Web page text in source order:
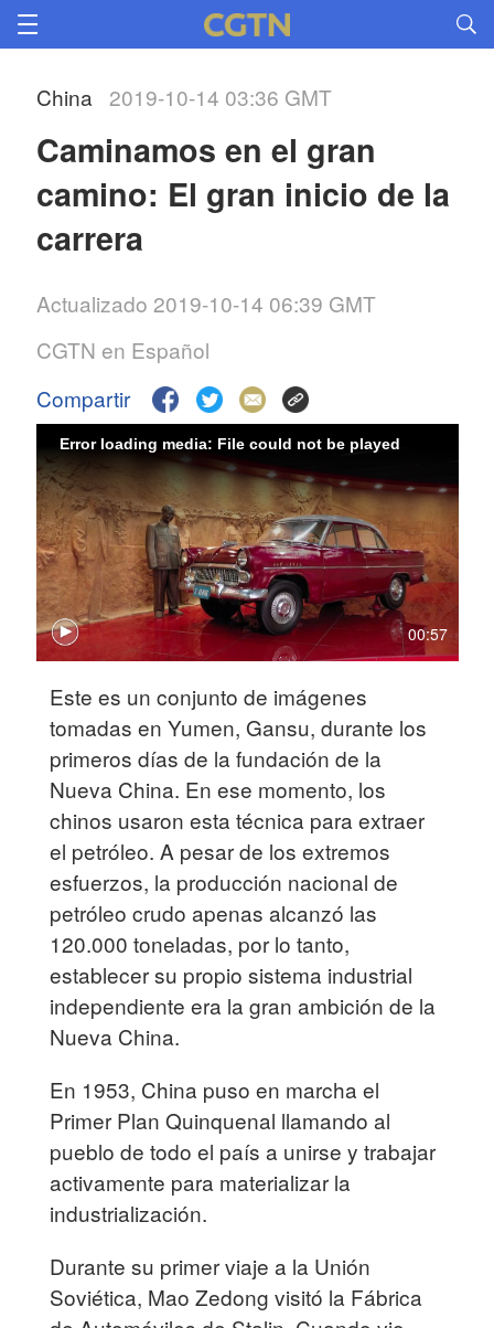
China 2019-10-14 03:36 GMT
Caminamos en el gran
camino: El gran inicio de la
carrera
Actualizado 2019-10-14 06:39 GMT
CGTN en Español
Compartir
Error loading media: File could not be played
00:57
Este es un conjunto de imágenes
tomadas en Yumen, Gansu, durante los
primeros días de la fundación de la
Nueva China. En ese momento, los
chinos usaron esta técnica para extraer
el petróleo. A pesar de los extremos
esfuerzos, la producción nacional de
petróleo crudo apenas alcanzó las
120.000 toneladas, por lo tanto,
establecer su propio sistema industrial
independiente era la gran ambición de la
Nueva China.
En 1953, China puso en marcha el
Primer Plan Quinquenal llamando al
pueblo de todo el país a unirse y trabajar
activamente para materializar la
industrialización.
Durante su primer viaje a la Unión
Soviética, Mao Zedong visitó la Fábrica